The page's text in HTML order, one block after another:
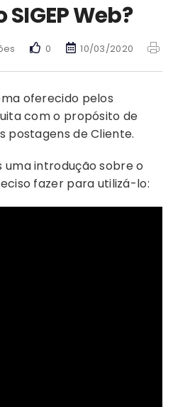
SIGEP Web?
0 10/03/2020
oferecido pelos
com o propósito de
postagens de Cliente.
uma introdução sobre o
fazer para utilizá-lo: